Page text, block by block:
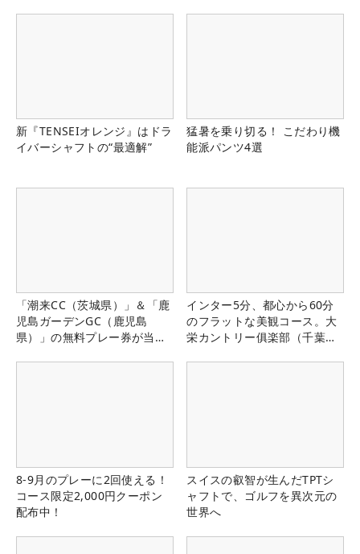
新『TENSEIオレンジ』はドラ
イバーシャフトの“最適解”
猛暑を乗り切る！ こだわり機
能派パンツ4選
「潮来CC（茨城県）」＆「鹿
児島ガーデンGC（鹿児島
県）」の無料プレー券が当た
インター5分、都心から60分
のフラットな美観コース。大
栄カントリー俱楽部（千葉
8-9月のプレーに2回使える！
コース限定2,000円クーポン
配布中！
スイスの叡智が生んだTPTシ
ャフトで、ゴルフを異次元の
世界へ